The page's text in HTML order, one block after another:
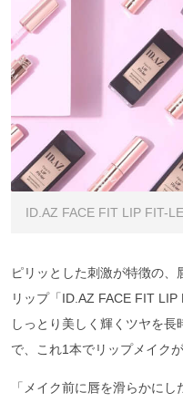
ID.AZ FACE FIT LIP FIT-
ピリッとした刺激が特徴の、
リップ「ID.AZ FACE FIT
しっとり美しく輝くツヤを
で、これ1本でリップメイクが
「メイク前に唇を滑らかに